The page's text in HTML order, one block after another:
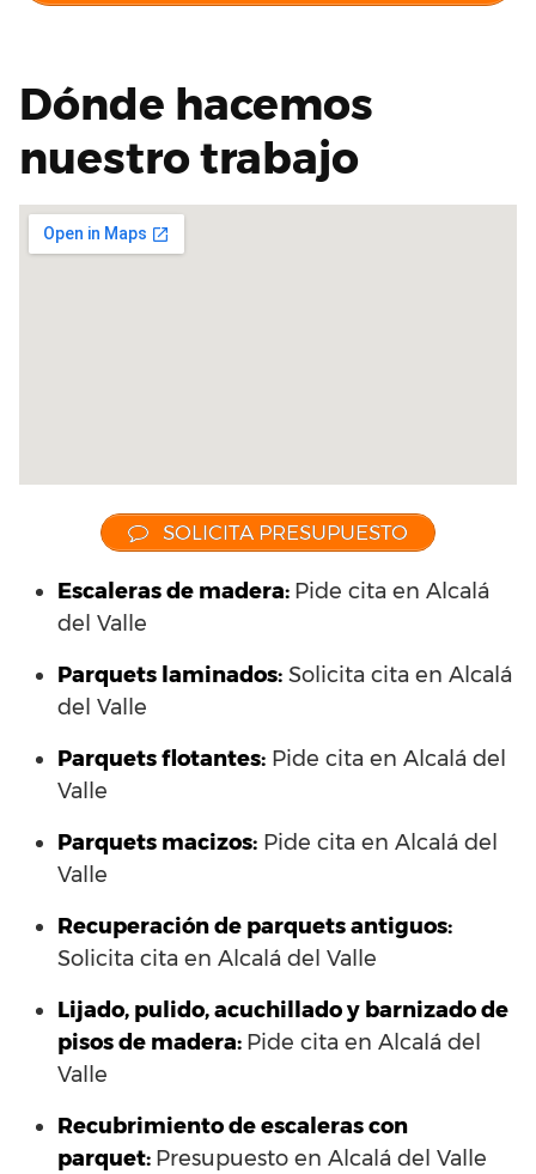
Dónde hacemos
nuestro trabajo
SOLICITA PRESUPUESTO
Escaleras de madera: Pide cita en Alcalá
del Valle
Parquets laminados: Solicita cita en Alcalá
del Valle
Parquets flotantes: Pide cita en Alcalá del
Valle
Parquets macizos: Pide cita en Alcalá del
Valle
Recuperación de parquets antiguos:
Solicita cita en Alcalá del Valle
Lijado, pulido, acuchillado y barnizado de
pisos de madera: Pide cita en Alcalá del
Valle
Recubrimiento de escaleras con
parquet: Presupuesto en Alcalá del Valle